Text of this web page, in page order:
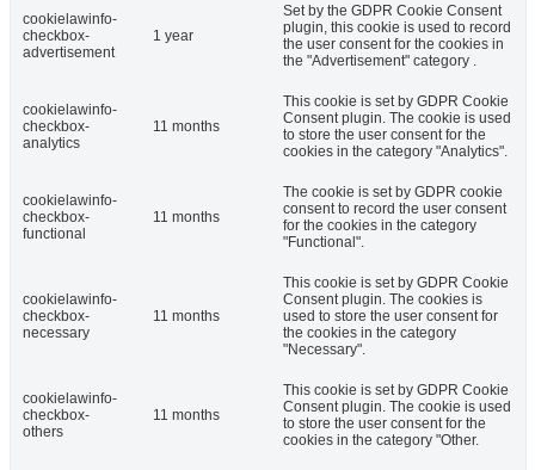
cookielawinfo-
checkbox-
advertisement
1 year
Set by the GDPR Cookie Consent
plugin, this cookie is used to record
the user consent for the cookies in
the "Advertisement" category .
cookielawinfo-
checkbox-
analytics
11 months
This cookie is set by GDPR Cookie
Consent plugin. The cookie is used
to store the user consent for the
cookies in the category "Analytics".
cookielawinfo-
checkbox-
functional
11 months
The cookie is set by GDPR cookie
consent to record the user consent
for the cookies in the category
"Functional".
cookielawinfo-
checkbox-
necessary
11 months
This cookie is set by GDPR Cookie
Consent plugin. The cookies is
used to store the user consent for
the cookies in the category
"Necessary".
cookielawinfo-
checkbox-
others
11 months
This cookie is set by GDPR Cookie
Consent plugin. The cookie is used
to store the user consent for the
cookies in the category "Other.